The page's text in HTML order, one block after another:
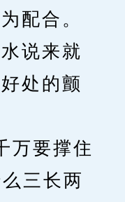
配合。
说来就
处的颤
要撑住
三长两